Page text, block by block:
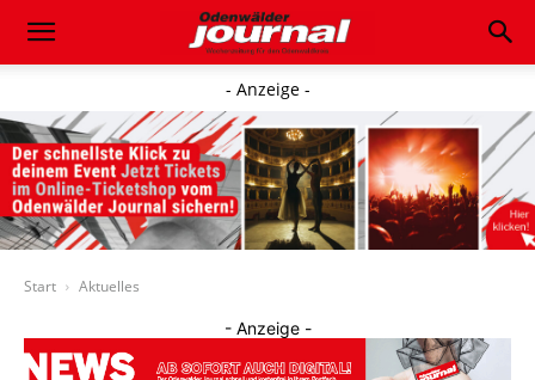
- Anzeige -
Start Aktuelles
- Anzeige -